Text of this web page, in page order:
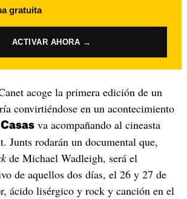
gratuita
ACTIVAR AHORA →
acoge la primera edición de un
convirtiéndose en un acontecimiento
va acompañando al cineasta
Junts rodarán un documental que,
de Michael Wadleigh, será el
de aquellos dos días, el 26 y 27 de
ácido lisérgico y rock y canción en el